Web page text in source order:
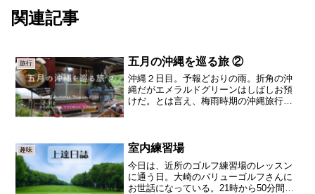
関連記事
旅行 五月の沖縄を巡る旅 ②
沖縄２日目。予報どおりの雨。折角の沖
縄だがエメラルドグリーンはしばしお預
けだ。とは言え、梅雨時期の沖縄旅行、
は、美ら海水族館。沖縄返還（...
趣味 室内練習場
今日は、近所のゴルフ練習場のレッスン
に通う日。大崎のバリューゴルフさんに
お世話になっている。21時から50分間の